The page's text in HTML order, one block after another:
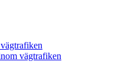
vägtrafiken